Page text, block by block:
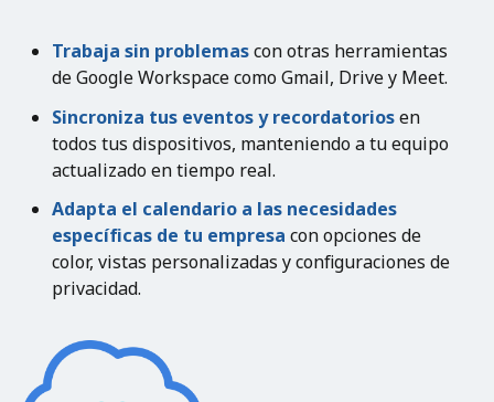
Trabaja sin problemascon otras herramientas
de Google Workspace como Gmail, Drive y Meet.
Sincroniza tus eventos y recordatoriosen
todos tus dispositivos, manteniendo a tu equipo
actualizado en tiempo real.
Adapta el calendario a las necesidades
específicas de tu empresa con opciones de
color, vistas personalizadas y configuraciones de
privacidad.